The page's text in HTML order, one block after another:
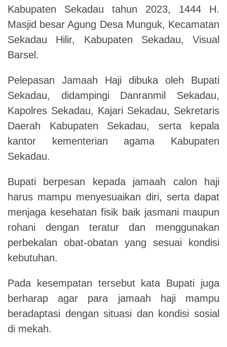
Kabupaten Sekadau tahun 2023, 1444 H.
Masjid besar Agung Desa Munguk, Kecamatan
Sekadau Hilir, Kabupaten Sekadau, Visual
Barsel.
Pelepasan Jamaah Haji dibuka oleh Bupati
Sekadau, didampingi Danranmil Sekadau,
Kapolres Sekadau, Kajari Sekadau, Sekretaris
Daerah Kabupaten Sekadau, serta kepala
kantor kementerian agama Kabupaten
Sekadau.
Bupati berpesan kepada jamaah calon haji
harus mampu menyesuaikan diri, serta dapat
menjaga kesehatan fisik baik jasmani maupun
rohani dengan teratur dan menggunakan
perbekalan obat-obatan yang sesuai kondisi
kebutuhan.
Pada kesempatan tersebut kata Bupati juga
berharap agar para jamaah haji mampu
beradaptasi dengan situasi dan kondisi sosial
di mekah.